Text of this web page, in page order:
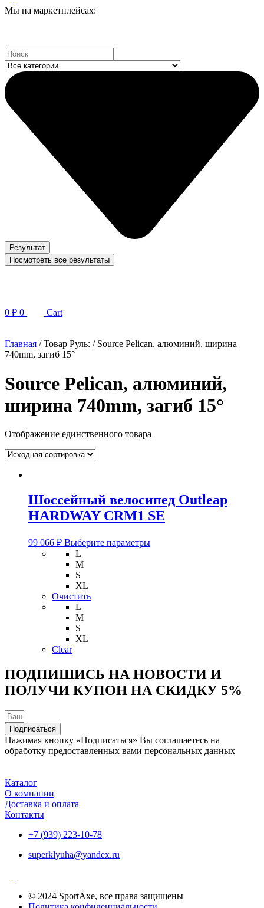
Мы на маркетплейсах:
Search
...
Результат
Посмотреть все результаты
0 ₽ 0 Cart
Главная / Товар Руль: / Source Pelican, алюминий, ширина
740mm, загиб 15°
Source Pelican, алюминий,
ширина 740mm, загиб 15°
Отображение единственного товара
Шоссейный велосипед Outleap
HARDWAY CRM1 SE
99 066 ₽ Выберите параметрыЭтот
L
M
S
XL
Очистить
L
M
S
XL
Clear
ПОДПИШИСЬ НА НОВОСТИ И
ПОЛУЧИ КУПОН НА СКИДКУ 5%
Подписаться
Нажимая кнопку «Подписаться» Вы соглашаетесь на
обработку предоставленных вами персональных данных
Каталог
О компании
Доставка и оплата
Контакты
+7 (939) 223-10-78
superklyuha@yandex.ru
© 2024 SportAxe, все права защищены